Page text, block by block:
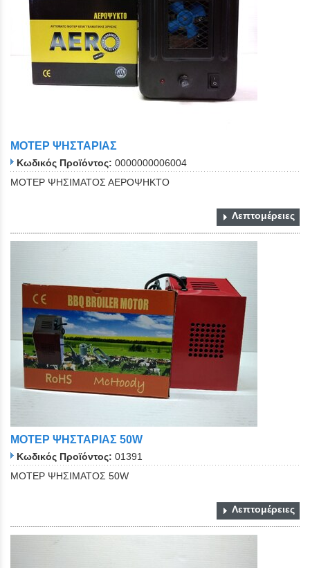
ΜΟΤΕΡ ΨΗΣΤΑΡΙΑΣ
Κωδικός Προϊόντος: 0000000006004
ΜΟΤΕΡ ΨΗΣΙΜΑΤΟΣ ΑΕΡΟΨΗΚΤΟ
Λεπτομέρειες
ΜΟΤΕΡ ΨΗΣΤΑΡΙΑΣ 50W
Κωδικός Προϊόντος: 01391
ΜΟΤΕΡ ΨΗΣΙΜΑΤΟΣ 50W
Λεπτομέρειες